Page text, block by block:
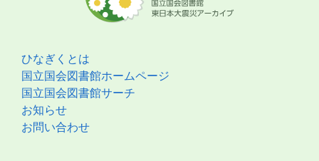
ひなぎくとは
国立国会図書館ホームページ
国立国会図書館サーチ
お知らせ
お問い合わせ